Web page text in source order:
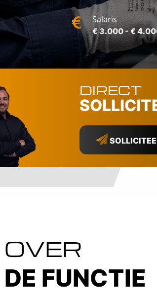
Salaris
€ 3.000 - €
DIRECT
OVER
DE FUNCTIE